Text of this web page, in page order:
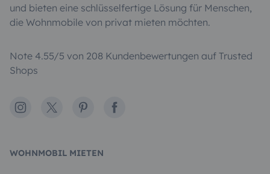
und bieten eine schlüsselfertige Lösung für Menschen,
die Wohnmobile von privat mieten möchten.
Note 4.55/5 von 208 Kundenbewertungen auf Trusted
Shops
Instagram
X PinterestFacebook
WOHNMOBIL MIETEN